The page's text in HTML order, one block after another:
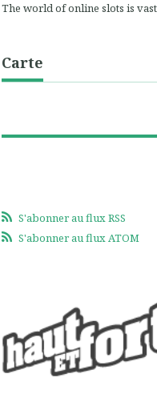
The world of online slots is
Carte
S'abonner au flux RSS
S'abonner au flux ATOM